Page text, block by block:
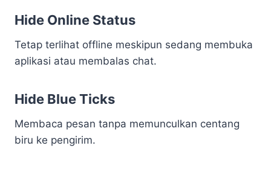
Hide Online Status
Tetap terlihat offline meskipun sedang membuka
aplikasi atau membalas chat.
Hide Blue Ticks
Membaca pesan tanpa memunculkan centang
biru ke pengirim.